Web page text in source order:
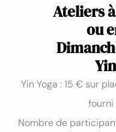
Ateliers
ou
Yin Yoga :15 € sur
fourni
Nombre de